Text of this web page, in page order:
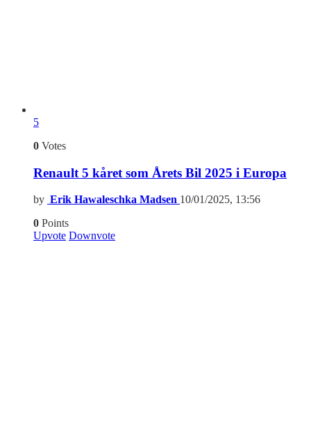
5
0 Votes
Renault 5 kåret som Årets Bil 2025 i Europa
by Erik Hawaleschka Madsen 10/01/2025, 13:56
0 Points
Upvote Downvote